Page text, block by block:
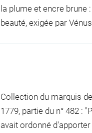
la plume et encre brune
beauté, exigée par
Collection du marquis
1779, partie du n° 482 :
avait ordonné